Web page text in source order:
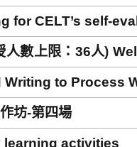
for CELT’s self-
人數上限：36人)
Writing to Process
坊-第四場
learning activities